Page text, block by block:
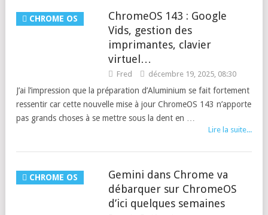
CHROME OS
ChromeOS 143 : Google
Vids, gestion des
imprimantes, clavier
virtuel…
Fred décembre 19, 2025, 08:30
J’ai l’impression que la préparation d’Aluminium se fait fortement
ressentir car cette nouvelle mise à jour ChromeOS 143 n’apporte
pas grands choses à se mettre sous la dent en …
Lire la suite...
CHROME OS
Gemini dans Chrome va
débarquer sur ChromeOS
d’ici quelques semaines